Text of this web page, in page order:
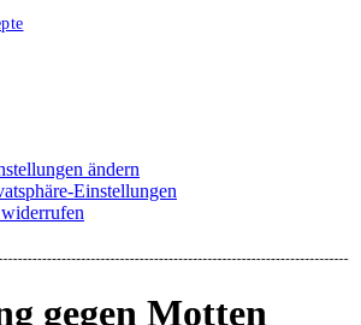
ändern
Einstellungen
gegen Motten